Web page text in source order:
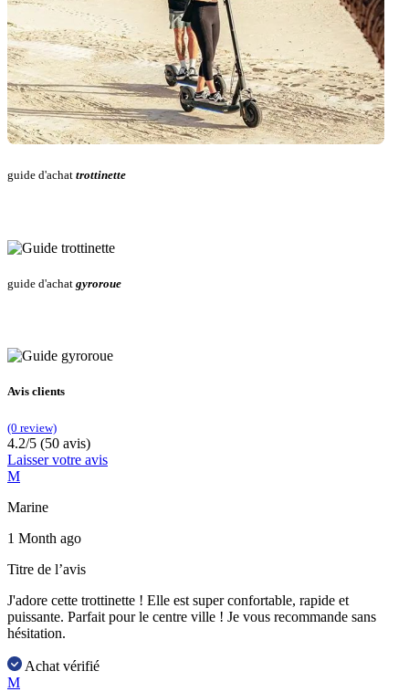
guide d'achat trottinette
guide d'achat gyroroue
Avis clients
(0 review)
4.2/5 (50 avis)
Laisser votre avis
M
Marine
1 Month ago
Titre de l’avis
J'adore cette trottinette ! Elle est super confortable, rapide et
puissante. Parfait pour le centre ville ! Je vous recommande sans
hésitation.
Achat vérifié
M